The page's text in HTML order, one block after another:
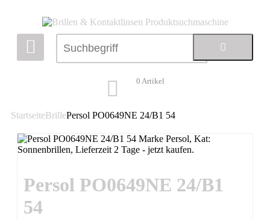
0 Artikel
StartseiteBrillePersol PO0649NE 24/B1 54
Persol PO0649NE 24/B1
54